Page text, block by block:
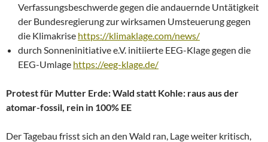
Verfassungsbeschwerde gegen die andauernde Untätigkeit
der Bundesregierung zur wirksamen Umsteuerung gegen
die Klimakrise https://klimaklage.com/news/
durch Sonneninitiative e.V. initiierte EEG-Klage gegen die
EEG-Umlage https://eeg-klage.de/
Protest für Mutter Erde: Wald statt Kohle: raus aus der
atomar-fossil, rein in 100% EE
Der Tagebau frisst sich an den Wald ran, Lage weiter kritisch,